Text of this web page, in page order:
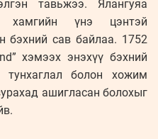
тавьжээ. Ялангуяа
үнэ цэнтэй
бэхний сав байлаа. 1752
хэмээх энэхүү бэхний
тунхаглал болон хожим
ашигласан болохыг